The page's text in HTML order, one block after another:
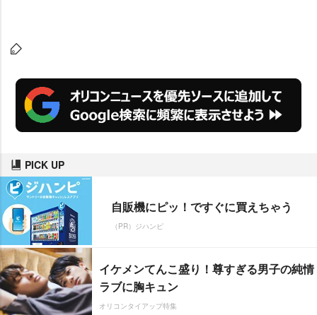
PICK UP
自販機にピッ！ですぐに買えちゃう
（PR）ジハンピ
イケメンてんこ盛り！尊すぎる男子の純情
ラブに胸キュン
オリコンタイアップ特集